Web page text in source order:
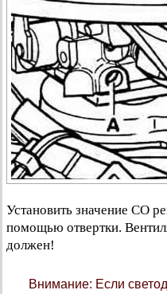
Установить значение CO
помощью отвертки.
должен!
Внимание: Если